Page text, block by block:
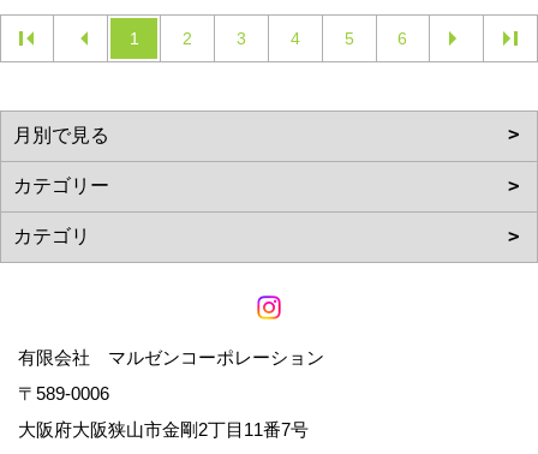
1 2 3 4 5 6
有限会社 マルゼンコーポレーション
〒589-0006
大阪府大阪狭山市金剛2丁目11番7号